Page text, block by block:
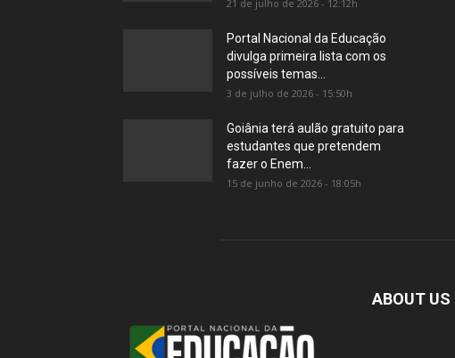
21 de julho de 2026 - 12:12h
Portal Nacional da Educação
divulga primeira lista com os
possíveis temas...
3 de julho de 2026 - 15:50h
Goiânia terá aulão gratuito para
estudantes que pretendem
fazer o Enem...
15 de junho de 2026 - 18:05h
ABOUT US